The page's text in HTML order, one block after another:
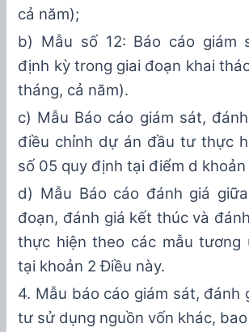
cả năm);
b) Mẫu số 12: Báo cáo giám
định kỳ trong giai đoạn khai
tháng, cả năm).
c) Mẫu Báo cáo giám sát,
điều chỉnh dự án đầu tư thực
số 05 quy định tại điểm d
d) Mẫu Báo cáo đánh giá
đoạn, đánh giá kết thúc và
thực hiện theo các mẫu tương
tại khoản 2 Điều này.
4. Mẫu báo cáo giám sát, đánh
tư sử dụng nguồn vốn khác,